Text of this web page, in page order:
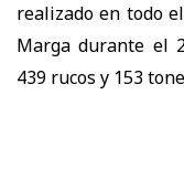
realizado en todo
Marga durante el
439 rucos y 153